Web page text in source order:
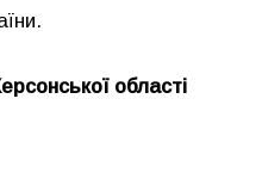
області